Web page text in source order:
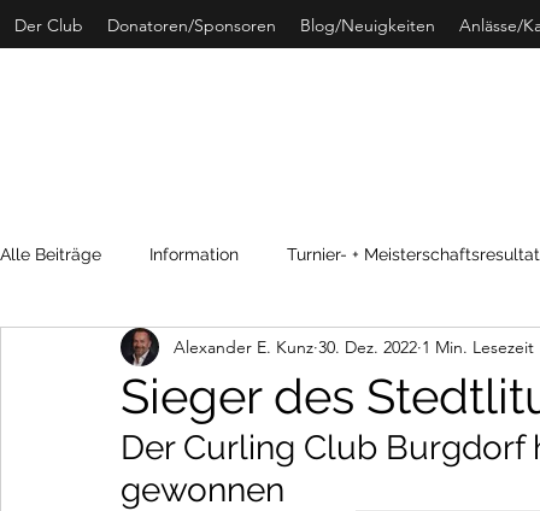
Der Club Donatoren/Sponsoren Blog/Neuigkeiten Anlässe/
Alle Beiträge Information Turnier- +
SwissCurling Archivdaten
Sieger des
Alexander E. Kunz 30. Dez. 2022 1 Min. Lesezeit
Der Curling Club
gewonnen